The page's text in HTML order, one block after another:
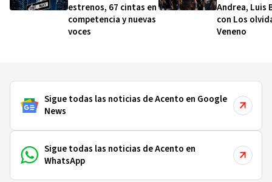
estrenos, 67 cintas en
competencia y nuevas
voces
Andrea, Luis
con Los
Veneno
Sigue todas las noticias de Acento en Google
News
Sigue todas las noticias de Acento en
WhatsApp